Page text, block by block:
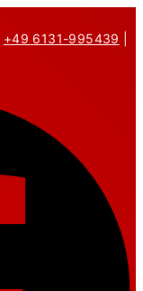
+49 6131-995439